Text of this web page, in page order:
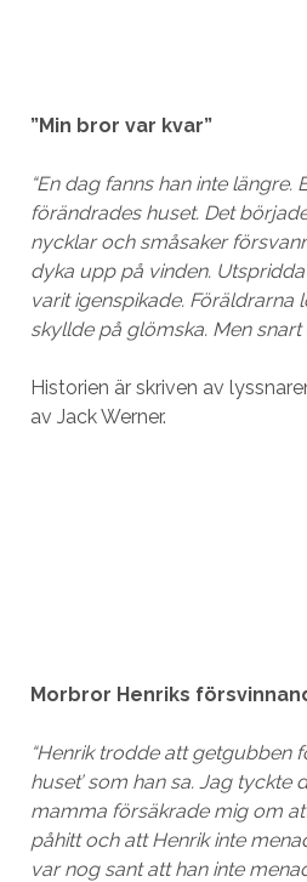
”Min bror var kvar”
“En dag fanns han inte längre.
förändrades huset. Det
nycklar och småsaker
dyka upp på vinden.
varit igenspikade. Föräldrarna
skyllde på glömska. Men snart
Historien är skriven av
av Jack Werner.
Morbror Henriks
“Henrik trodde att getgubben
huset’ som han sa. Jag tyckte
mamma försäkrade mig om
påhitt och att Henrik inte
var nog sant att han inte